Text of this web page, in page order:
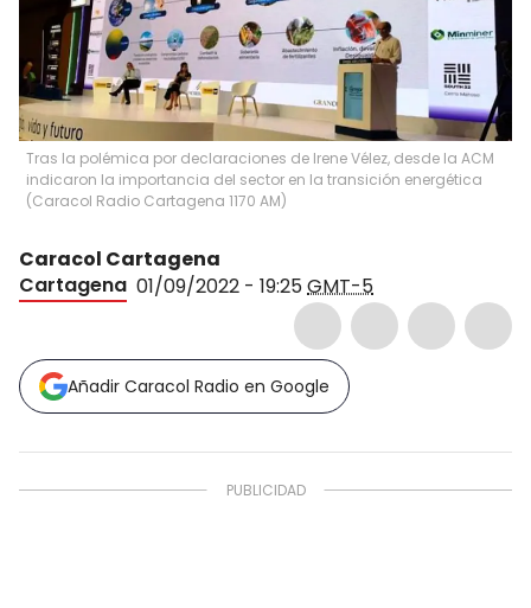
Tras la polémica por declaraciones de Irene Vélez, desde la ACM
indicaron la importancia del sector en la transición energética
(Caracol Radio Cartagena 1170 AM)
Caracol Cartagena
Cartagena 01/09/2022 - 19:25GMT-5
Añadir Caracol Radio en Google